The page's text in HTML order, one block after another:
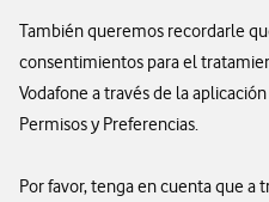
También queremos recordarle
consentimientos para el
Vodafone a través de la
Permisos y Preferencias.
Por favor, tenga en cuenta que a